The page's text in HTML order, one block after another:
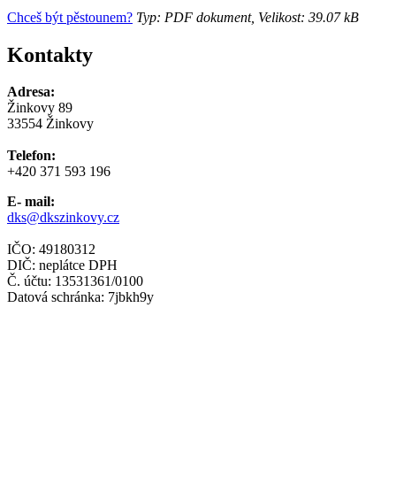
Chceš být pěstounem? Typ: PDF dokument, Velikost: 39.07 kB
Kontakty
Adresa:
Žinkovy 89
33554 Žinkovy
Telefon:
+420 371 593 196
E- mail:
dks@dkszinkovy.cz
IČO: 49180312
DIČ: neplátce DPH
Č. účtu: 13531361/0100
Datová schránka: 7jbkh9y